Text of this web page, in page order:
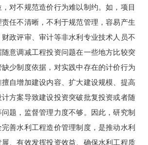
对不规范造价行为难以制约。如，项目
任不清晰，不利于规范管理，容易产生
政评审、审计等非水利专业技术人员不
意调减工程投资问题在一些地方比较突
少制度依据，对实践中存在的计价行为
自增加建设内容、扩大建设规模、提高
方案导致建设投资突破批复投资或者随
题，监督管理力度不够。因此，研究制
善水利工程造价管理制度，是推动水利
、有效发挥投资效益、确保水利工程质